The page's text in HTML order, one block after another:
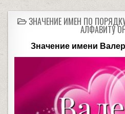
ЗНАЧЕНИЕ ИМЕН ПО
АЛФАВИТУ
Значение имени